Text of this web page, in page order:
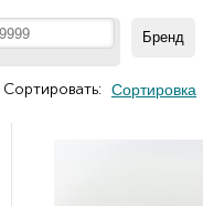
Бренд
Сортировать: